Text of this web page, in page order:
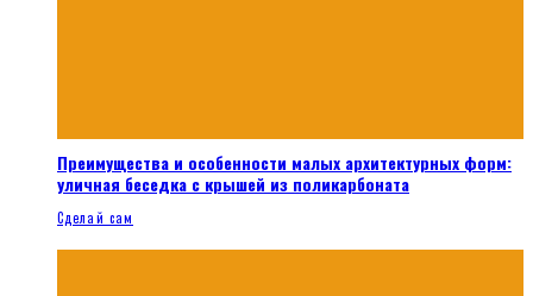
Преимущества и особенности малых архитектурных форм:
уличная беседка с крышей из поликарбоната
Сделай сам